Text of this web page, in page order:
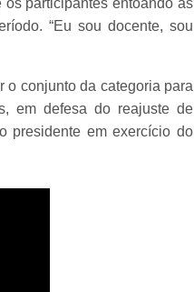
os participantes entoando as
“Eu sou docente, sou
o conjunto da categoria para
em defesa do reajuste de
presidente em exercício do